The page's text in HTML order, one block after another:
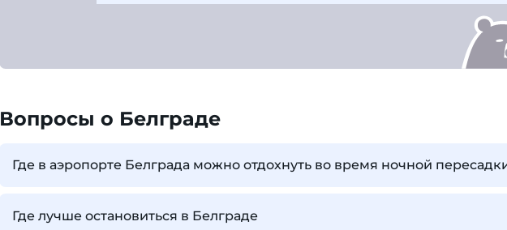
Вопросы о Белграде
Где в аэропорте Белграда можно отдохнуть во время ночной
Где лучше остановиться в Белграде